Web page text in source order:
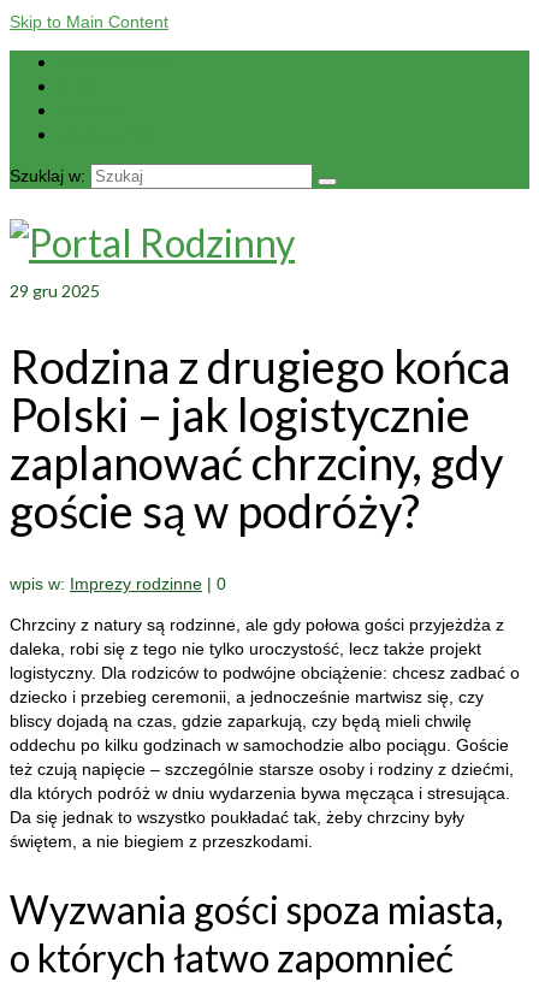
Skip to Main Content
Szuklaj w:
29 gru 2025
Rodzina z drugiego końca
Polski – jak logistycznie
zaplanować chrzciny, gdy
goście są w podróży?
wpis w: Imprezy rodzinne | 0
Chrzciny z natury są rodzinne, ale gdy połowa gości przyjeżdża z
daleka, robi się z tego nie tylko uroczystość, lecz także projekt
logistyczny. Dla rodziców to podwójne obciążenie: chcesz zadbać o
dziecko i przebieg ceremonii, a jednocześnie martwisz się, czy
bliscy dojadą na czas, gdzie zaparkują, czy będą mieli chwilę
oddechu po kilku godzinach w samochodzie albo pociągu. Goście
też czują napięcie – szczególnie starsze osoby i rodziny z dziećmi,
dla których podróż w dniu wydarzenia bywa męcząca i stresująca.
Da się jednak to wszystko poukładać tak, żeby chrzciny były
świętem, a nie biegiem z przeszkodami.
Wyzwania gości spoza miasta,
o których łatwo zapomnieć